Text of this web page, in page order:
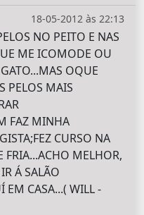
18-05-2012 às 22:13
NO PEITO E NAS
ME ICOMODE OU
OQUE
PELOS MAIS
FAZ MINHA
CURSO NA
FRIA...ACHO MELHOR,
Á SALÃO
EM CASA...( WILL -